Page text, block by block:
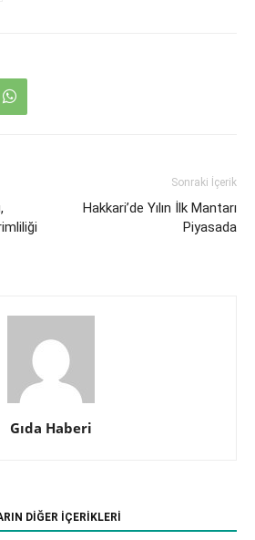
Sonraki İçerik
Hakkari’de Yılın İlk Mantarı
Piyasada
Gıda Haberi
DIĞER İÇERIKLERI